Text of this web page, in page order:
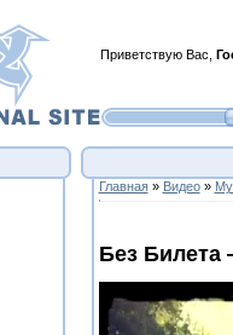
Приветствую Вас
Главная» Видео»
Без Билета